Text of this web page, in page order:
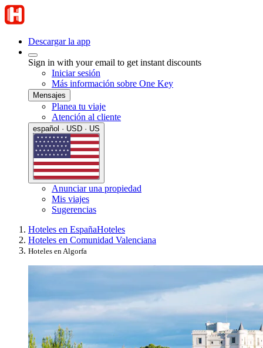
Descargar la app
Sign in with your email to get instant discounts
Iniciar sesión
Más información sobre One Key
Mensajes
Planea tu viaje
Atención al cliente
español · USD · US
Anunciar una propiedad
Mis viajes
Sugerencias
Hoteles en EspañaHoteles
Hoteles en Comunidad Valenciana
Hoteles en Algorfa